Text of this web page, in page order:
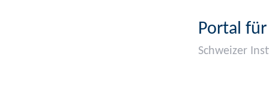
Portal
Schweizer